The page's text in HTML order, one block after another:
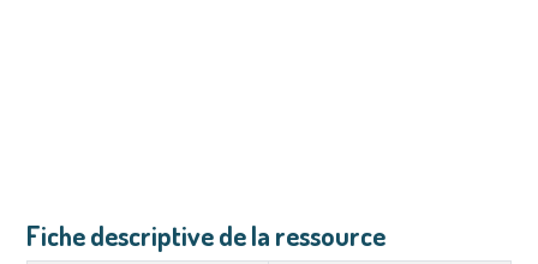
Fiche descriptive de la ressource